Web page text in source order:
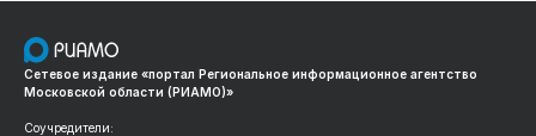
Сетевое издание «портал Региональное информационное агентство
Московской области (РИАМО)»
Соучредители: